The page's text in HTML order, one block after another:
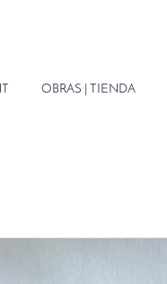
OBRAS | TIENDA